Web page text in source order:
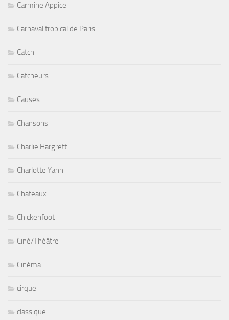
Carmine Appice
Carnaval tropical de Paris
Catch
Catcheurs
Causes
Chansons
Charlie Hargrett
Charlotte Yanni
Chateaux
Chickenfoot
Ciné/Théâtre
Cinéma
cirque
classique